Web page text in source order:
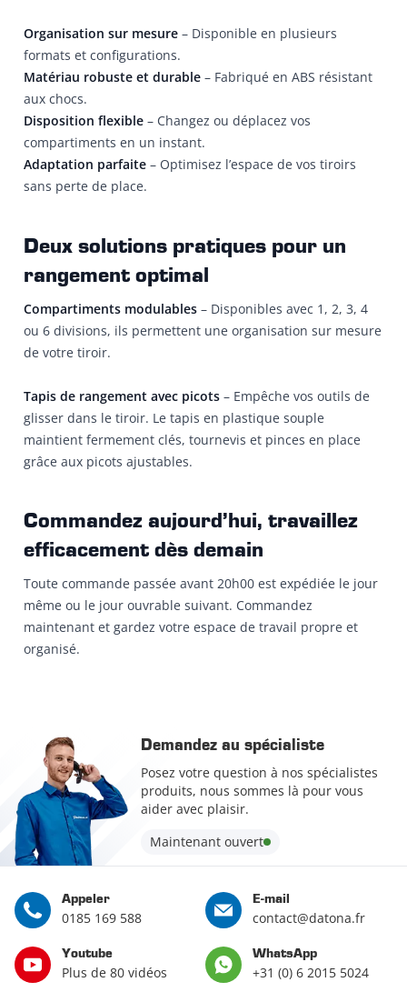
Organisation sur mesure – Disponible en plusieurs
formats et configurations.
Matériau robuste et durable – Fabriqué en ABS résistant
aux chocs.
Disposition flexible – Changez ou déplacez vos
compartiments en un instant.
Adaptation parfaite – Optimisez l’espace de vos tiroirs
sans perte de place.
Deux solutions pratiques pour un
rangement optimal
Compartiments modulables – Disponibles avec 1, 2, 3, 4
ou 6 divisions, ils permettent une organisation sur mesure
de votre tiroir.
Tapis de rangement avec picots – Empêche vos outils de
glisser dans le tiroir. Le tapis en plastique souple
maintient fermement clés, tournevis et pinces en place
grâce aux picots ajustables.
Commandez aujourd’hui, travaillez
efficacement dès demain
Toute commande passée avant 20h00 est expédiée le jour
même ou le jour ouvrable suivant. Commandez
maintenant et gardez votre espace de travail propre et
organisé.
Demandez au spécialiste
Posez votre question à nos spécialistes
produits, nous sommes là pour vous
aider avec plaisir.
Maintenant ouvert
Appeler
0185 169 588
E-mail
contact@datona.fr
Youtube
Plus de 80 vidéos
WhatsApp
+31 (0) 6 2015 5024